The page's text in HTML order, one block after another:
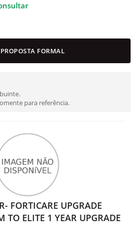
PROPOSTA FORMAL
para referência.
FORTICARE UPGRADE
TO ELITE 1 YEAR UPGRADE